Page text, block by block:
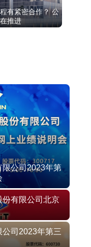
有紧密合作？ 公
推进
公司2023年第
份有限公司北京
司2023年第三